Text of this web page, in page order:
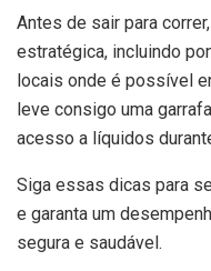
Antes de sair para
estratégica, incluindo
locais onde é possível
leve consigo uma
acesso a líquidos
Siga essas dicas para
e garanta um
segura e saudável.